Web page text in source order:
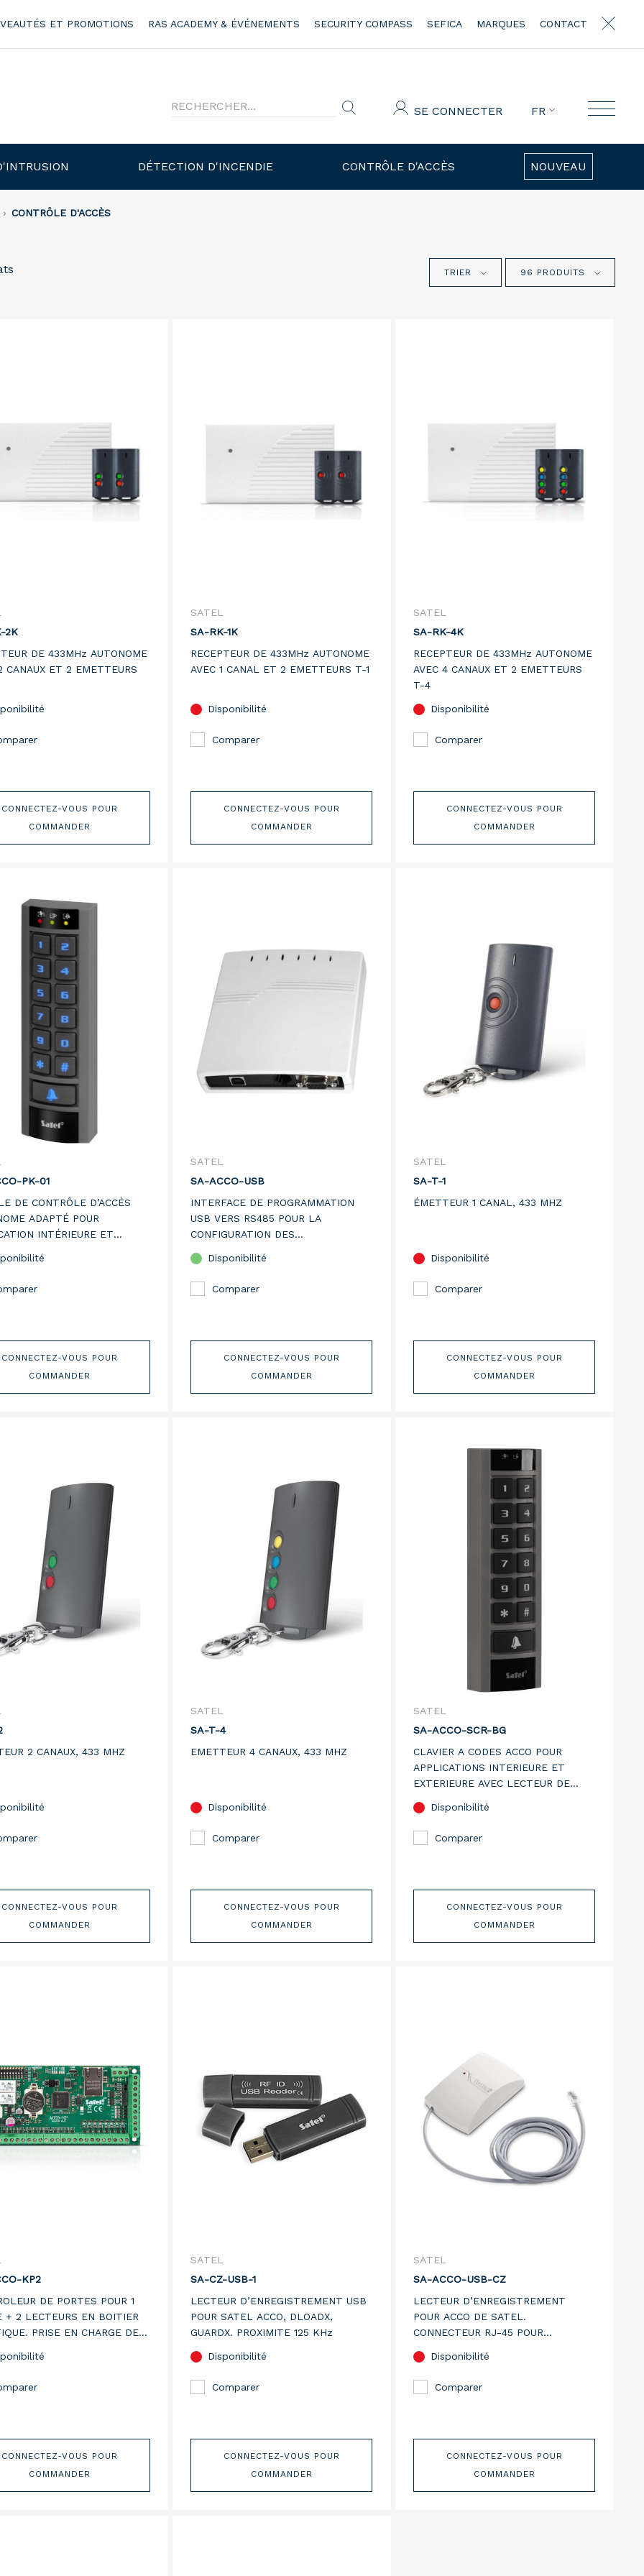
ET PROMOTIONS RAS ACADEMY & ÉVÉNEMENTS SECURITY COMPASS SEFICA MARQUES CONTACT
SE CONNECTER FR
DÉTECTION D'INCENDIE CONTRÔLE D'ACCÈS NOUVEAU
CONTRÔLE D'ACCÈS
TRIER 96 PRODUITS
2K
DE 433MHz AUTONOME
CANAUX ET 2 EMETTEURS
CONNECTEZ-VOUS POUR
COMMANDER
SATEL
SA-RK-1K
RECEPTEUR DE 433MHz AUTONOME
AVEC 1 CANAL ET 2 EMETTEURS T-1
Disponibilité
Comparer
CONNECTEZ-VOUS POUR
COMMANDER
SATEL
SA-RK-4K
RECEPTEUR DE 433MHz AUTONOME
AVEC 4 CANAUX ET 2 EMETTEURS
T-4
Disponibilité
Comparer
CONNECTEZ-VOUS POUR
COMMANDER
PK-01
DE CONTRÔLE D’ACCÈS
ADAPTÉ POUR
INTÉRIEURE ET
CARTE OU CODE,
INTÉGRÉ DE MAX 24VDC/2A,
12VDC NÉCESSAIRE,
CONNECTEZ-VOUS POUR
COMMANDER
SATEL
SA-ACCO-USB
INTERFACE DE PROGRAMMATION
USB VERS RS485 POUR LA
CONFIGURATION DES
LECTEURS DE CARTES SATEL ET
DES CARTES MIFARE SATEL
Disponibilité
Comparer
CONNECTEZ-VOUS POUR
COMMANDER
SATEL
SA-T-1
ÉMETTEUR 1 CANAL, 433 MHZ
Disponibilité
Comparer
CONNECTEZ-VOUS POUR
COMMANDER
2 CANAUX, 433 MHZ
CONNECTEZ-VOUS POUR
COMMANDER
SATEL
SA-T-4
EMETTEUR 4 CANAUX, 433 MHZ
Disponibilité
Comparer
CONNECTEZ-VOUS POUR
COMMANDER
SATEL
SA-ACCO-SCR-BG
CLAVIER A CODES ACCO POUR
APPLICATIONS INTERIEURE ET
EXTERIEURE AVEC LECTEUR DE
POUR INDICATION ETAT DE PORTE.
RONFLEUR. RETRO-ECLAIRAGE.
PROTECTION ANTI-SABOTAGE.
Disponibilité
Comparer
CONNECTEZ-VOUS POUR
COMMANDER
KP2
DE PORTES POUR 1
+ 2 LECTEURS EN BOITIER
PRISE EN CHARGE DES
WIEGAND & DALLAS.
D'ALIMENTATION 12VDC.
CONNECTEZ-VOUS POUR
COMMANDER
SATEL
SA-CZ-USB-1
LECTEUR D’ENREGISTREMENT USB
POUR SATEL ACCO, DLOADX,
GUARDX. PROXIMITE 125 KHz
Disponibilité
Comparer
CONNECTEZ-VOUS POUR
COMMANDER
SATEL
SA-ACCO-USB-CZ
LECTEUR D’ENREGISTREMENT
POUR ACCO DE SATEL.
CONNECTEUR RJ-45 POUR
SA-ACCO-USB
Disponibilité
Comparer
CONNECTEZ-VOUS POUR
COMMANDER